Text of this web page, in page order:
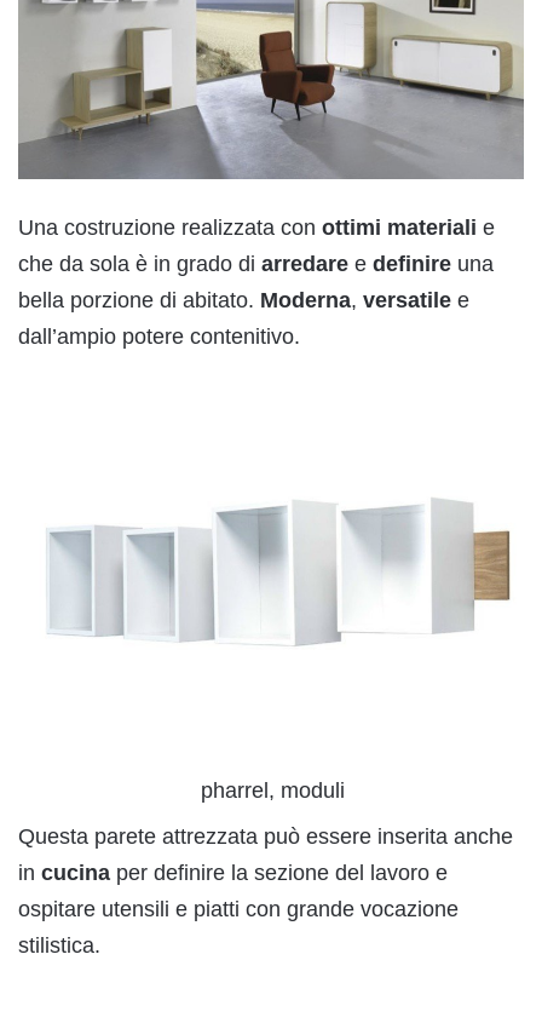
Una costruzione realizzata con ottimi materiali e
che da sola è in grado di arredare e definire una
bella porzione di abitato. Moderna, versatile e
dall’ampio potere contenitivo.
pharrel, moduli
Questa parete attrezzata può essere inserita anche
in cucina per definire la sezione del lavoro e
ospitare utensili e piatti con grande vocazione
stilistica.